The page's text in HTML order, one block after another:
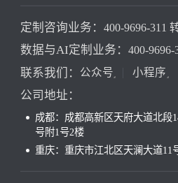
定制咨询业务： 400-9696-311
数据与AI定制业务： 400-9696-
联系我们： 公众号 小程序
公司地址：
成都：成都高新区天府大道北段
号附1号2楼
重庆：重庆市江北区天澜大道11